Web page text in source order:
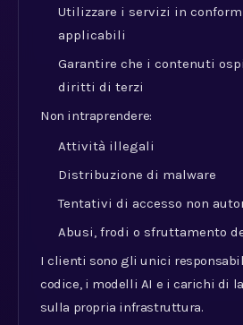
Utilizzare i servizi in
applicabili
Garantire che i contenuti
diritti di terzi
Non intraprendere:
Attività illegali
Distribuzione di malware
Tentativi di accesso non
Abusi, frodi o sfruttamento
I clienti sono gli unici
codice, i modelli AI e i carichi di
sulla propria infrastruttura.